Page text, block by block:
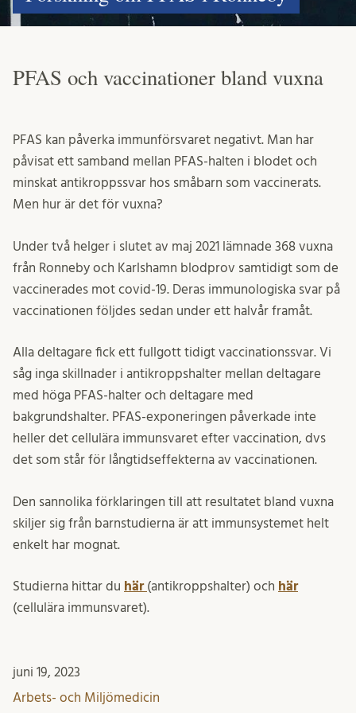
PFAS och vaccinationer bland vuxna
PFAS kan påverka immunförsvaret negativt. Man har
påvisat ett samband mellan PFAS-halten i blodet och
minskat antikroppssvar hos småbarn som vaccinerats.
Men hur är det för vuxna?
Under två helger i slutet av maj 2021 lämnade 368 vuxna
från Ronneby och Karlshamn blodprov samtidigt som de
vaccinerades mot covid-19. Deras immunologiska svar på
vaccinationen följdes sedan under ett halvår framåt.
Alla deltagare fick ett fullgott tidigt vaccinationssvar. Vi
såg inga skillnader i antikroppshalter mellan deltagare
med höga PFAS-halter och deltagare med
bakgrundshalter. PFAS-exponeringen påverkade inte
heller det cellulära immunsvaret efter vaccination, dvs
det som står för långtidseffekterna av vaccinationen.
Den sannolika förklaringen till att resultatet bland vuxna
skiljer sig från barnstudierna är att immunsystemet helt
enkelt har mognat.
Studierna hittar du här (antikroppshalter) och här
(cellulära immunsvaret).
juni 19, 2023
Arbets- och Miljömedicin